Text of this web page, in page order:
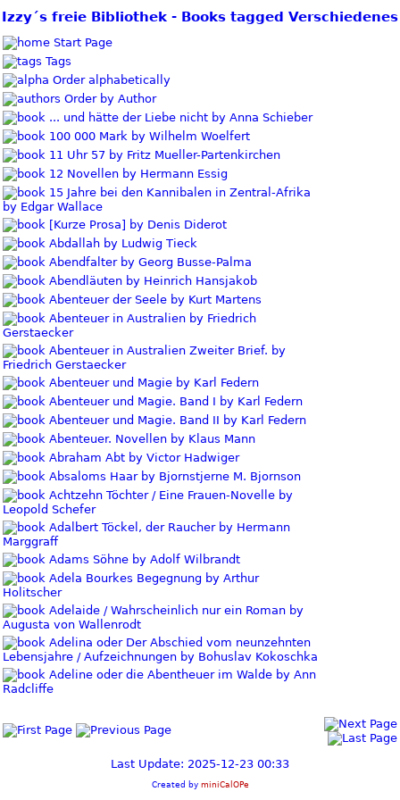
Izzy´s freie Bibliothek - Books tagged Verschiedenes
Start Page
Tags
Order alphabetically
Order by Author
... und hätte der Liebe nicht by Anna Schieber
100 000 Mark by Wilhelm Woelfert
11 Uhr 57 by Fritz Mueller-Partenkirchen
12 Novellen by Hermann Essig
15 Jahre bei den Kannibalen in Zentral-Afrika
by Edgar Wallace
[Kurze Prosa] by Denis Diderot
Abdallah by Ludwig Tieck
Abendfalter by Georg Busse-Palma
Abendläuten by Heinrich Hansjakob
Abenteuer der Seele by Kurt Martens
Abenteuer in Australien by Friedrich
Gerstaecker
Abenteuer in Australien Zweiter Brief. by
Friedrich Gerstaecker
Abenteuer und Magie by Karl Federn
Abenteuer und Magie. Band I by Karl Federn
Abenteuer und Magie. Band II by Karl Federn
Abenteuer. Novellen by Klaus Mann
Abraham Abt by Victor Hadwiger
Absaloms Haar by Bjornstjerne M. Bjornson
Achtzehn Töchter / Eine Frauen-Novelle by
Leopold Schefer
Adalbert Töckel, der Raucher by Hermann
Marggraff
Adams Söhne by Adolf Wilbrandt
Adela Bourkes Begegnung by Arthur
Holitscher
Adelaide / Wahrscheinlich nur ein Roman by
Augusta von Wallenrodt
Adelina oder Der Abschied vom neunzehnten
Lebensjahre / Aufzeichnungen by Bohuslav Kokoschka
Adeline oder die Abentheuer im Walde by Ann
Radcliffe
Last Update: 2025-12-23 00:33
Created by miniCalOPe